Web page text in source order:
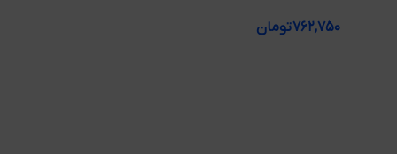
۷۶۲,۷۵۰تومان